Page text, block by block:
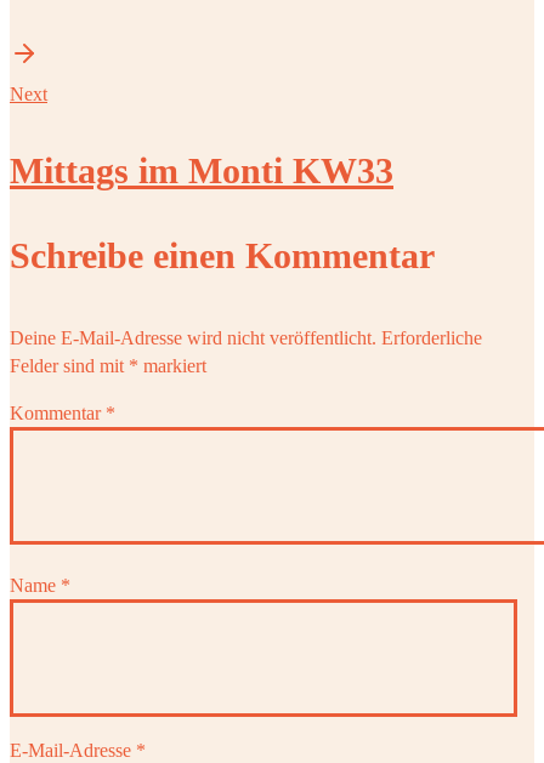
Next
Mittags im Monti KW33
Schreibe einen Kommentar
Deine E-Mail-Adresse wird nicht veröffentlicht. Erforderliche
Felder sind mit * markiert
Kommentar *
Name *
E-Mail-Adresse *